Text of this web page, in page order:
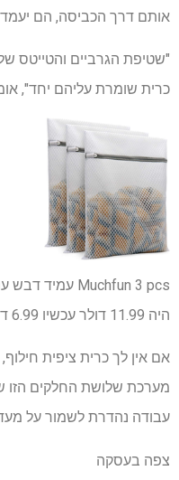
אותם דרך הכביסה, הם
"שטיפת הגרביים והטייטס
כרית שומרת עליהם יחד",
Muchfun 3 pcs עמיד דבש עמידה שקיות כביסה לרשת למעדנים:
היה 11.99 דולר
עכשיו 6.99 דולר
אם אין לך כרית ציפית
מערכת שלושת החלקים
עבודה נהדרת לשמור על
צפה בעסקה